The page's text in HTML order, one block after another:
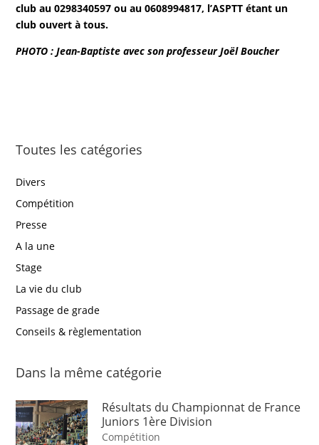
club au 0298340597 ou au 0608994817, l’ASPTT étant un
club ouvert à tous.
PHOTO : Jean-Baptiste avec son professeur Joël Boucher
Toutes les catégories
Divers
Compétition
Presse
A la une
Stage
La vie du club
Passage de grade
Conseils & règlementation
Dans la même catégorie
Résultats du Championnat de France
Juniors 1ère Division
Compétition